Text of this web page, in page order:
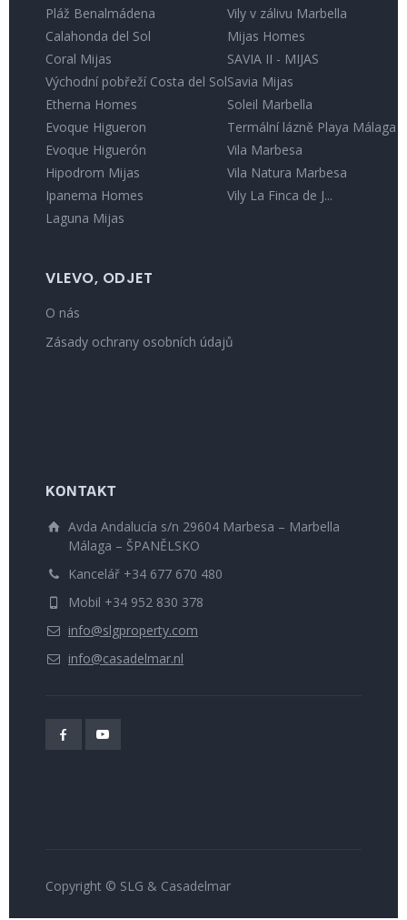
Pláž Benalmádena
Calahonda del Sol
Coral Mijas
Východní pobřeží Costa del Sol
Etherna Homes
Evoque Higueron
Evoque Higuerón
Hipodrom Mijas
Ipanema Homes
Laguna Mijas
Vily v zálivu Marbella
Mijas Homes
SAVIA II - MIJAS
Savia Mijas
Soleil Marbella
Termální lázně Playa Málaga
Vila Marbesa
Vila Natura Marbesa
Vily La Finca de J...
VLEVO, ODJET
O nás
Zásady ochrany osobních údajů
KONTAKT
Avda Andalucía s/n 29604 Marbesa – Marbella
Málaga – ŠPANĚLSKO
Kancelář +34 677 670 480
Mobil +34 952 830 378
info@slgproperty.com
info@casadelmar.nl
Copyright © SLG & Casadelmar